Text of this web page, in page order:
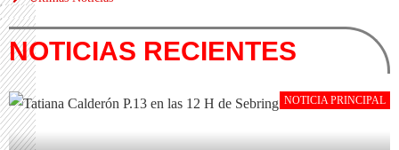
NOTICIAS RECIENTES
NOTICIA PRINCIPAL